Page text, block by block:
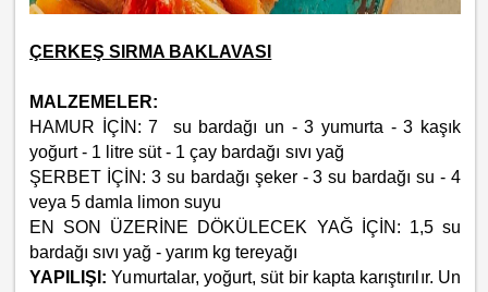
ÇERKEŞ SIRMA BAKLAVASI
MALZEMELER:
HAMUR İÇİN: 7 su bardağı un - 3 yumurta - 3 kaşık
yoğurt - 1 litre süt - 1 çay bardağı sıvı yağ
ŞERBET İÇİN: 3 su bardağı şeker - 3 su bardağı su - 4
veya 5 damla limon suyu
EN SON ÜZERİNE DÖKÜLECEK YAĞ İÇİN: 1,5 su
bardağı sıvı yağ - yarım kg tereyağı
YAPILIŞI:Yumurtalar, yoğurt, süt bir kapta karıştırılır. Un